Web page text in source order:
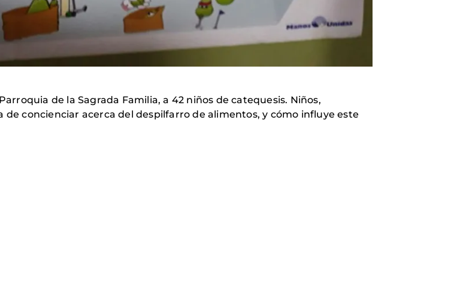
de la Sagrada Familia, a 42 niños de catequesis. Niños,
concienciar acerca del despilfarro de alimentos, y cómo influye este